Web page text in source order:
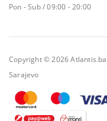
Pon - Sub / 09:00 - 20:00
Copyright © 2026
Sarajevo